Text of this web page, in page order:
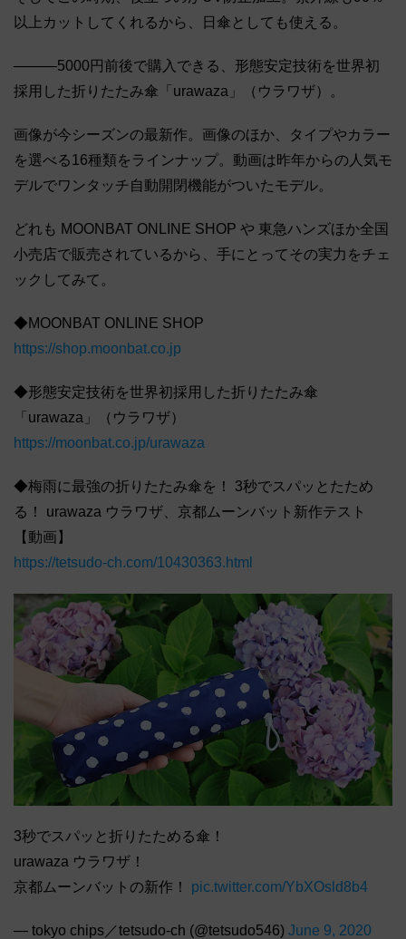
以上カットしてくれるから、日傘としても使える。
―――5000円前後で購入できる、形態安定技術を世界初
採用した折りたたみ傘「urawaza」（ウラワザ）。
画像が今シーズンの最新作。画像のほか、タイプやカラー
を選べる16種類をラインナップ。動画は昨年からの人気モ
デルでワンタッチ自動開閉機能がついたモデル。
どれも MOONBAT ONLINE SHOP や 東急ハンズほか全国
小売店で販売されているから、手にとってその実力をチェ
ックしてみて。
◆MOONBAT ONLINE SHOP
https://shop.moonbat.co.jp
◆形態安定技術を世界初採用した折りたたみ傘
「urawaza」（ウラワザ）
https://moonbat.co.jp/urawaza
◆梅雨に最強の折りたたみ傘を！ 3秒でスパッとたため
る！ urawaza ウラワザ、京都ムーンバット新作テスト
【動画】
https://tetsudo-ch.com/10430363.html
3秒でスパッと折りたためる傘！
urawaza ウラワザ！
京都ムーンバットの新作！ pic.twitter.com/YbXOsld8b4
— tokyo chips／tetsudo-ch (@tetsudo546) June 9, 2020